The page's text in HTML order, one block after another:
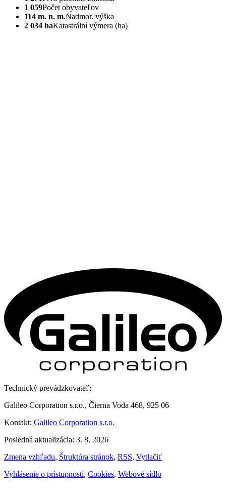
1 059Počet obyvateľov
114 m. n. m.Nadmor. výška
2 034 haKatastrální výmera (ha)
Technický prevádzkovateľ:
Galileo Corporation s.r.o., Čierna Voda 468, 925 06
Kontakt: Galileo Corporation s.r.o.
Posledná aktualizácia: 3. 8. 2026
Zmena vzhľadu, Štruktúra stránok, RSS, Vytlačiť
Vyhlásenie o prístupnosti, Cookies, Webové sídlo